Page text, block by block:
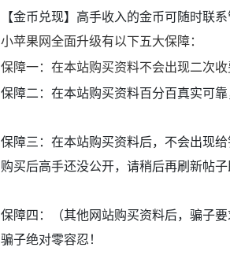
【金币兑现】高手收入的金币可随时联
小苹果网全面升级有以下五大保障：
保障一：在本站购买资料不会出现二次
保障二：在本站购买资料百分百真实可
保障三：在本站购买资料后，不会出现
购买后高手还没公开，请稍后再刷新帖
保障四：（其他网站购买资料后，骗子
骗子绝对零容忍！